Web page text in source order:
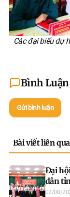
Các đại biểu dự
Bình Luận
Gửi bình luận
Bài viết liên
Đại
dân
thành
02/08/